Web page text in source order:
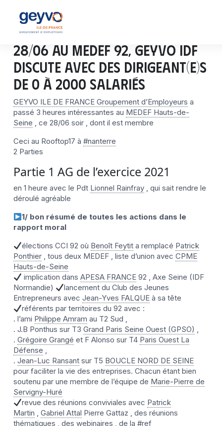
28/06 au MEDEF 92, GEYVO IDF
discute avec des dirigeant(e)s
de 0 à 2000 salariés
GEYVO ILE DE FRANCE Groupement d’Employeurs a
passé 3 heures intéressantes au MEDEF Hauts-de-
Seine , ce 28/06 soir , dont il est membre
Ceci au Rooftop17 à #nanterre
2 Parties
Partie 1 AG de l’exercice 2021
en 1 heure avec le Pdt Lionnel Rainfray , qui sait rendre le
déroulé agréable
1/ bon résumé de toutes les actions dans le
rapport moral
élections CCI 92 où Benoît Feytit a remplacé Patrick
Ponthier , tous deux MEDEF , liste d’union avec CPME
Hauts-de-Seine
implication dansAPESA FRANCE 92 , Axe Seine (IDF
Normandie)
lancement du Club des Jeunes
Entrepreneurs avec Jean-Yves FALQUE à sa tête
référents par territoires du 92 avec :
. l’ami Philippe Amram au T2 Sud ,
. J.B Ponthus sur T3 Grand Paris Seine Ouest (GPSO) ,
. Grégoire Grangé et F Alonso sur T4 Paris Ouest La
Défense ,
. Jean-Luc Ransant sur T5 BOUCLE NORD DE SEINE
pour faciliter la vie des entreprises. Chacun étant bien
soutenu par une membre de l’équipe de Marie-Pierre de
Servigny-Huré
revue des réunions conviviales avec Patrick
Martin , Gabriel Attal Pierre Gattaz , des réunions
thématiques , des webinaires , de la #ref